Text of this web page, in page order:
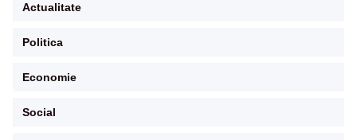
Actualitate
Politica
Economie
Social